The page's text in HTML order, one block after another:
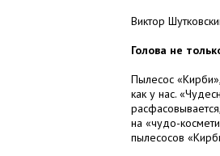
Виктор
Голова не
Пылесос
как у нас.
на «чудо-
пылесосов